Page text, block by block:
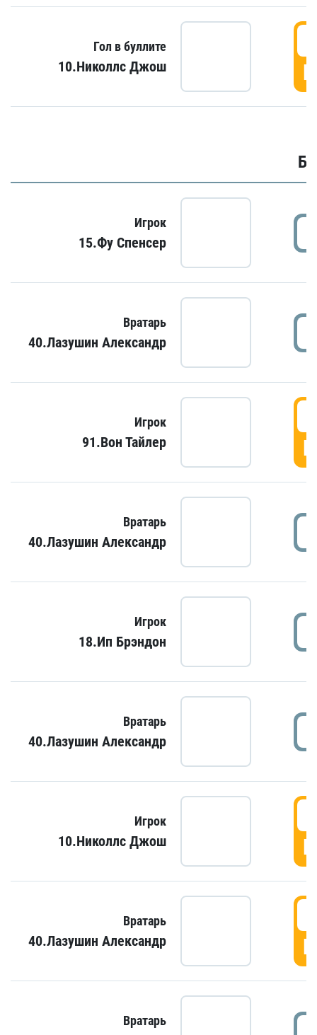
Гол в буллите
10.Николлс Джош
Игрок
15.Фу Спенсер
Вратарь
40.Лазушин Александр
Игрок
91.Вон Тайлер
Вратарь
40.Лазушин Александр
Игрок
18.Ип Брэндон
Вратарь
40.Лазушин Александр
Игрок
10.Николлс Джош
Вратарь
40.Лазушин Александр
Вратарь